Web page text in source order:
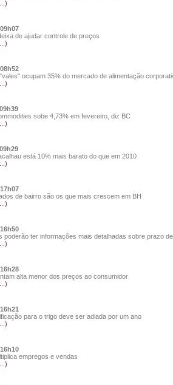
de ajudar controle de preços
ocupam 35% do mercado de alimentação
sobe 4,73% em fevereiro, diz BC
está 10% mais barato do que em 2010
de bairro são os que mais crescem em BH
poderão ter informações mais detalhadas sobre prazo
alta menor dos preços ao consumidor
para o trigo deve ser adiada por um ano
empregos e vendas